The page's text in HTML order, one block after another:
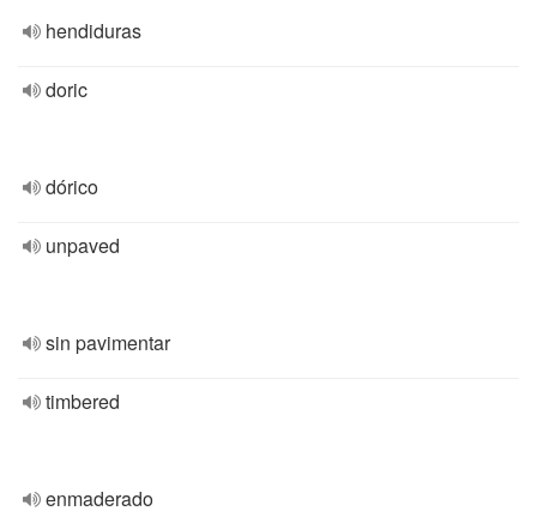
hendiduras
doric
dórico
unpaved
sin pavimentar
timbered
enmaderado